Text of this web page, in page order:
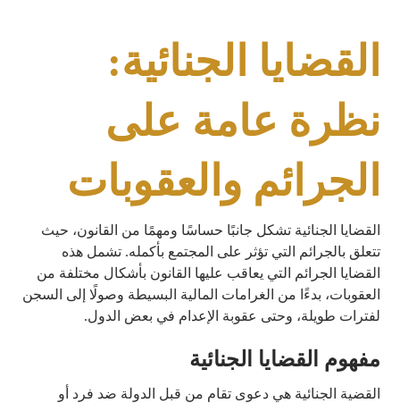
القضايا الجنائية:
نظرة عامة على
الجرائم والعقوبات
القضايا الجنائية تشكل جانبًا حساسًا ومهمًا من القانون، حيث
تتعلق بالجرائم التي تؤثر على المجتمع بأكمله. تشمل هذه
القضايا الجرائم التي يعاقب عليها القانون بأشكال مختلفة من
العقوبات، بدءًا من الغرامات المالية البسيطة وصولًا إلى السجن
لفترات طويلة، وحتى عقوبة الإعدام في بعض الدول.
مفهوم القضايا الجنائية
القضية الجنائية هي دعوى تقام من قبل الدولة ضد فرد أو